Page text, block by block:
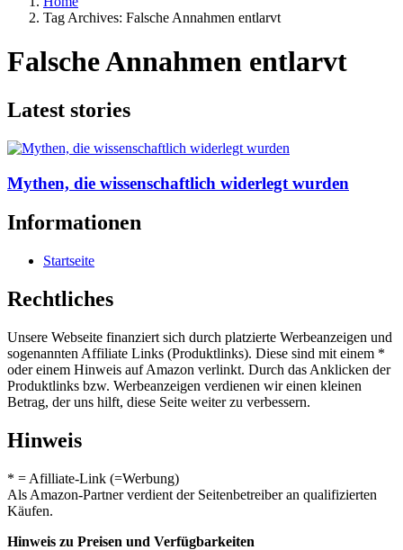
Tag Archives: Falsche Annahmen entlarvt
Falsche Annahmen entlarvt
Latest stories
Mythen, die wissenschaftlich widerlegt wurden
Informationen
Startseite
Rechtliches
Unsere Webseite finanziert sich durch platzierte Werbeanzeigen und
sogenannten Affiliate Links (Produktlinks). Diese sind mit einem *
oder einem Hinweis auf Amazon verlinkt. Durch das Anklicken der
Produktlinks bzw. Werbeanzeigen verdienen wir einen kleinen
Betrag, der uns hilft, diese Seite weiter zu verbessern.
Hinweis
* = Afilliate-Link (=Werbung)
Als Amazon-Partner verdient der Seitenbetreiber an qualifizierten
Käufen.
Hinweis zu Preisen und Verfügbarkeiten